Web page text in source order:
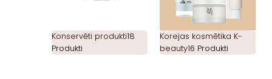
Konservēti produkti18
Produkti
Korejas kosmētika K-
beauty16 Produkti